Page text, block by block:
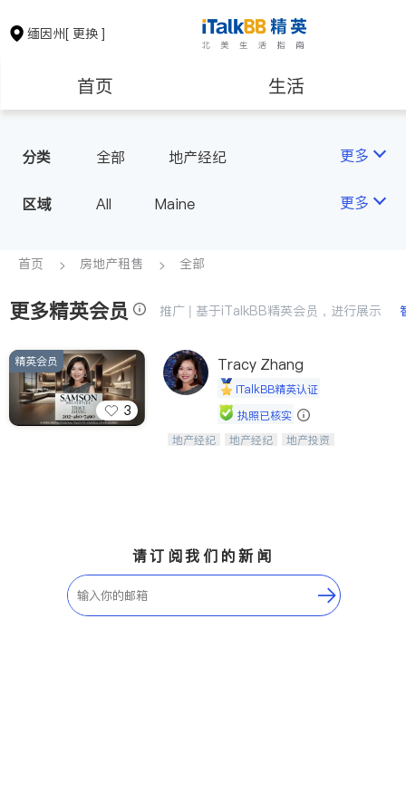
缅因州[ 更换 ]
首页 生活
房地产租售
教育
非盈利组织
分类 全部 地产经纪 更多
区域 All Maine 更多
首页 房地产租售 全部
更多精英会员 推广 | 基于iTalkBB精英会员，进行展示
3
精英会员 Tracy Zhang
iTalkBB精英认证
执照已核实
Tracy Zhang - 引领大华府地区房产
地产经纪 地产经纪
地产投资
请订阅我们的新闻